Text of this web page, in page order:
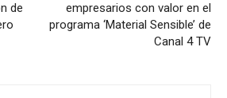
de
empresarios con valor en el
programa ‘Material Sensible’ de
Canal 4 TV